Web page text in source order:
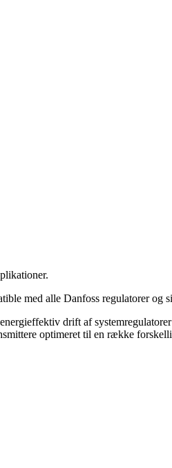
med alle Danfoss regulatorer og
drift af
optimeret til en række